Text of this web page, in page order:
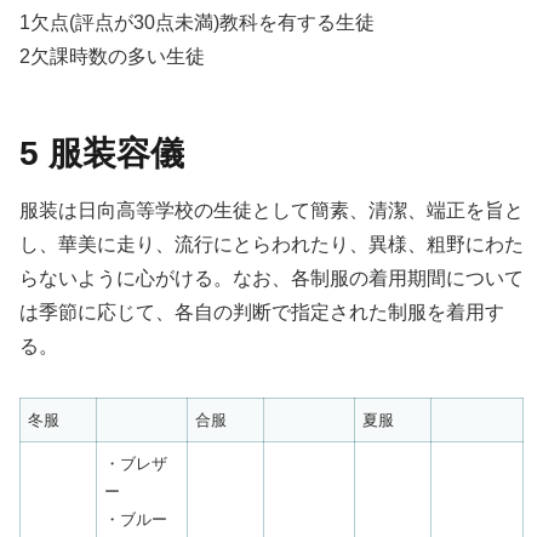
1欠点(評点が30点未満)教科を有する生徒
2欠課時数の多い生徒
5 服装容儀
服装は日向高等学校の生徒として簡素、清潔、端正を旨と
し、華美に走り、流行にとらわれたり、異様、粗野にわた
らないように心がける。なお、各制服の着用期間について
は季節に応じて、各自の判断で指定された制服を着用す
る。
冬服 合服 夏服
・ブレザ
ー
・ブルー